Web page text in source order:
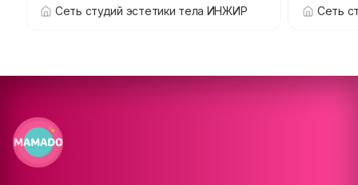
Сеть студий эстетики тела ИНЖИР Сеть